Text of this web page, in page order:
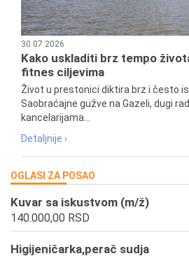
30.07.2026
Kako uskladiti brz tempo
fitnes ciljevima
Život u prestonici diktira brz i često
Saobraćajne gužve na Gazeli, dugi
kancelarijama...
Detaljnije ›
OGLASI ZA POSAO
Kuvar sa iskustvom (m/ž)
140.000,00 RSD
Higijeničarka,perač sudja